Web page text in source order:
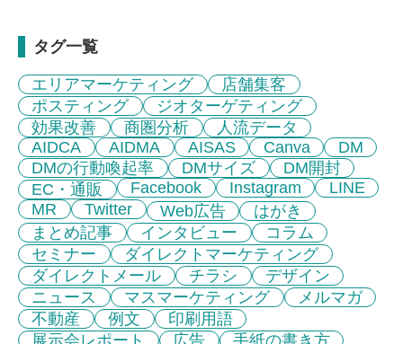
タグ一覧
エリアマーケティング
店舗集客
ポスティング
ジオターゲティング
効果改善
商圏分析
人流データ
AIDCA
AIDMA AISAS Canva
DM
DMの行動喚起率
DMサイズ
DM開封
EC・通販
Facebook Instagram
LINE
MR
Twitter Web広告
はがき
まとめ記事
インタビュー
コラム
セミナー
ダイレクトマーケティング
ダイレクトメール
チラシ
デザイン
ニュース
マスマーケティング
メルマガ
不動産
例文
印刷用語